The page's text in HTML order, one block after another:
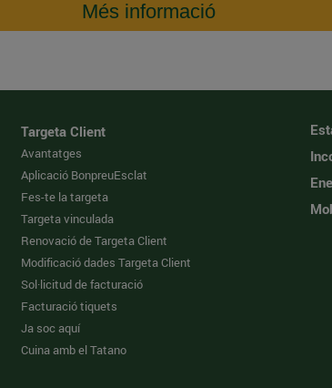
Més informació
Targeta Client
Avantatges
Aplicació BonpreuEsclat
Fes-te la targeta
Targeta vinculada
Renovació de Targeta Client
Modificació dades Targeta Client
Sol·licitud de facturació
Facturació tiquets
Ja soc aquí
Cuina amb el Tatano